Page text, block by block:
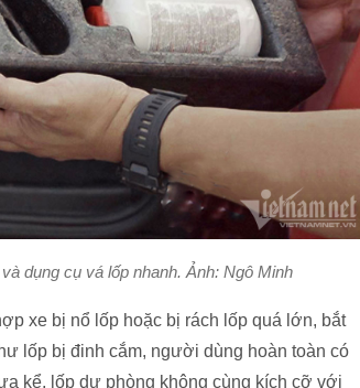
dụng cụ vá lốp nhanh. Ảnh: Ngô Minh
xe bị nổ lốp hoặc bị rách lốp quá lớn, bắt
lốp bị đinh cắm, người dùng hoàn toàn có
kể, lốp dự phòng không cùng kích cỡ với